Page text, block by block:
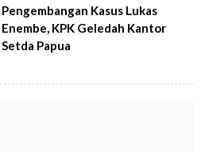
Pengembangan Kasus Lukas
Enembe, KPK Geledah Kantor
Setda Papua